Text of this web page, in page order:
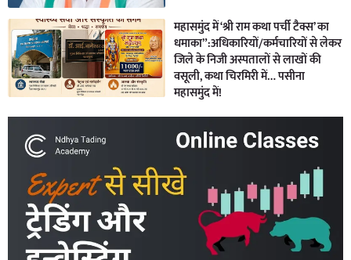
महासमुंद में ‘श्री राम कथा पर्ची टैक्स’ का
धमाका”:अधिकारियों/कर्मचारियों से लेकर
जिले के निजी अस्पतालों से लाखों की
वसूली, कथा चिरमिरी में… पसीना
महासमुंद में!